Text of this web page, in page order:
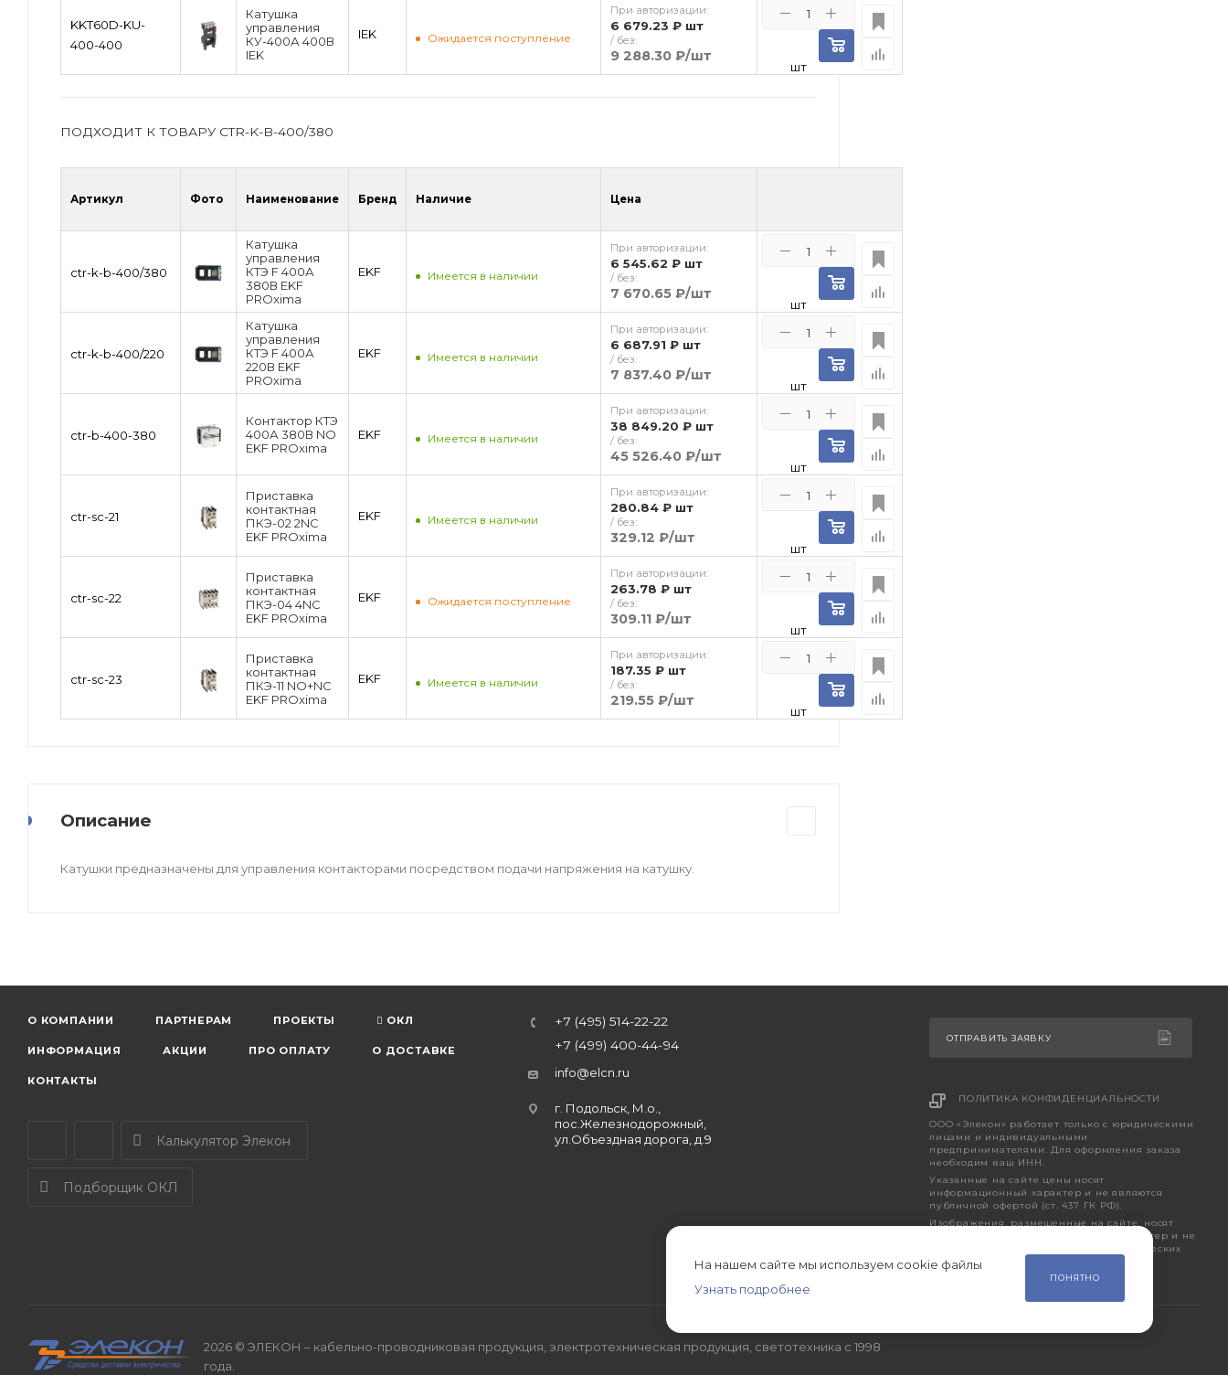
KKT60D-KU-
400-400
Катушка
управления
КУ-400А 400В
IEK
IEK Ожидается поступление
При авторизации:
6 679.23 ₽ шт
/ без:
9 288.30 ₽/шт
шт
ПОДХОДИТ К ТОВАРУ CTR-K-B-400/380
Артикул Фото Наименование Бренд Наличие Цена
ctr-k-b-400/380
Катушка
управления
КТЭ F 400А
380В EKF
PROxima
EKF Имеется в наличии
При авторизации:
6 545.62 ₽ шт
/ без:
7 670.65 ₽/шт
шт
ctr-k-b-400/220
Катушка
управления
КТЭ F 400А
220В EKF
PROxima
EKF Имеется в наличии
При авторизации:
6 687.91 ₽ шт
/ без:
7 837.40 ₽/шт
шт
ctr-b-400-380
Контактор КТЭ
400А 380В NO
EKF PROxima
EKF Имеется в наличии
При авторизации:
38 849.20 ₽ шт
/ без:
45 526.40 ₽/шт
шт
ctr-sc-21
Приставка
контактная
ПКЭ-02 2NC
EKF PROxima
EKF Имеется в наличии
При авторизации:
280.84 ₽ шт
/ без:
329.12 ₽/шт
шт
ctr-sc-22
Приставка
контактная
ПКЭ-04 4NC
EKF PROxima
EKF Ожидается поступление
При авторизации:
263.78 ₽ шт
/ без:
309.11 ₽/шт
шт
ctr-sc-23
Приставка
контактная
ПКЭ-11 NO+NC
EKF PROxima
EKF Имеется в наличии
При авторизации:
187.35 ₽ шт
/ без:
219.55 ₽/шт
шт
Описание
Катушки предназначены для управления контакторами посредством подачи напряжения на катушку.
О КОМПАНИИ ПАРТНЕРАМ ПРОЕКТЫ ОКЛ
ИНФОРМАЦИЯ АКЦИИ ПРО ОПЛАТУ О ДОСТАВКЕ
КОНТАКТЫ
Калькулятор Элекон
Подборщик ОКЛ
+7 (495) 514-22-22
+7 (499) 400-44-94
info@elcn.ru
г. Подольск, М.о.,
пос.Железнодорожный,
ул.Объездная дорога, д.9
ОТПРАВИТЬ ЗАЯВКУ
ПОЛИТИКА КОНФИДЕНЦИАЛЬНОСТИ
ООО «Элекон» работает только с юридическими
лицами и индивидуальными
предпринимателями. Для оформления заказа
необходим ваш ИНН.
Указанные на сайте цены носят
информационный характер и не являются
публичной офертой (ст. 437 ГК РФ).
Изображения, размещенные на сайте, носят
исключительно ознакомительный характер и не
являются точным отображением фактических
характеристик товара.
2026 © ЭЛЕКОН – кабельно-проводниковая продукция, электротехническая продукция, светотехника с 1998
года.
На нашем сайте мы используем cookie файлы
Узнать подробнее
ПОНЯТНО